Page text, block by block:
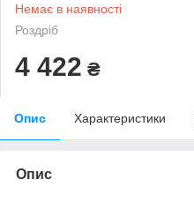
Немає в наявності
Роздріб
4 422 ₴
Опис Характеристики
Опис